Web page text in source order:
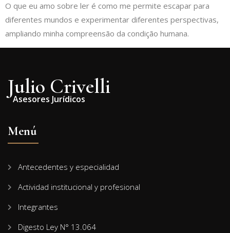
O que eu amo sobre ler é como me permite escapar para
diferentes mundos e experimentar diferentes perspectivas,
ampliando minha compreensão da condição humana.
Julio Crivelli
Asesores Jurídicos
Menú
Antecedentes y especialidad
Actividad institucional y profesional
Integrantes
Digesto Ley N° 13.064